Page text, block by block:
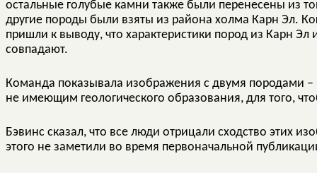
остальные голубые камни также были перенесены из
другие породы были взяты из района холма Карн Эл.
пришли к выводу, что характеристики пород из Карн
совпадают.
Команда показывала изображения с двумя породами
не имеющим геологического образования, для того,
Бэвинс сказал, что все люди отрицали сходство этих
этого не заметили во время первоначальной